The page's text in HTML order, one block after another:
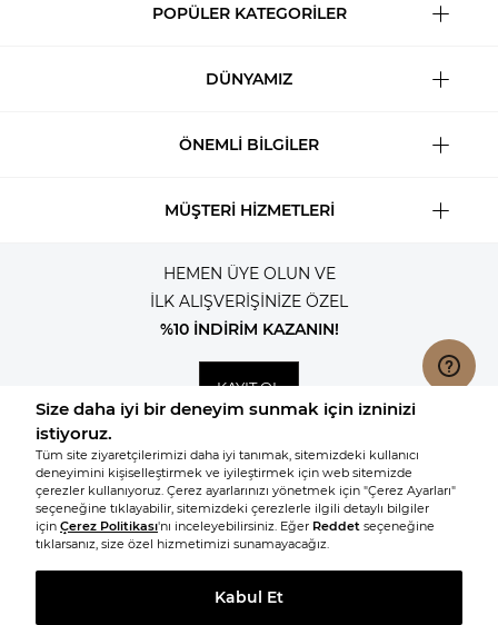
POPÜLER KATEGORİLER
DÜNYAMIZ
ÖNEMLİ BİLGİLER
MÜŞTERİ HİZMETLERİ
HEMEN ÜYE OLUN VE
İLK ALIŞVERİŞİNİZE ÖZEL
%10 İNDİRİM KAZANIN!
KAYIT OL